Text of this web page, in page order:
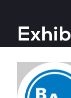
Devops Live
Cloud &